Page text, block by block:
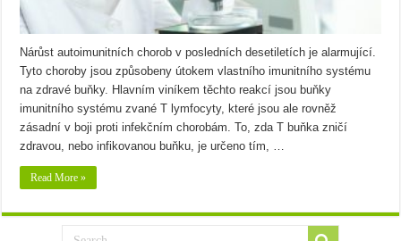
Nárůst autoimunitních chorob v posledních desetiletích je alarmující.
Tyto choroby jsou způsobeny útokem vlastního imunitního systému
na zdravé buňky. Hlavním viníkem těchto reakcí jsou buňky
imunitního systému zvané T lymfocyty, které jsou ale rovněž
zásadní v boji proti infekčním chorobám. To, zda T buňka zničí
zdravou, nebo infikovanou buňku, je určeno tím, …
Read More »